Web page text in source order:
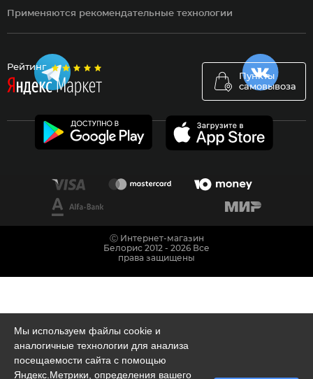
Рейтинг
Пункты
самовывоза
Применяются рекомендательные технологии
Мы используем файлы cookie и
аналогичные технологии для анализа
посещаемости сайта с помощью
Яндекс.Метрики, определения вашего
Ⓒ Интернет-магазин
Белорис 2012 - 2026 Все
права защищены